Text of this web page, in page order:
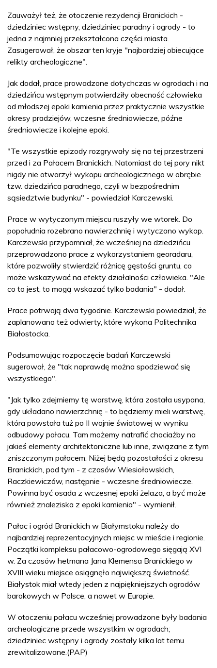
Zauważył też, że otoczenie rezydencji Branickich -
dziedziniec wstępny, dziedziniec paradny i ogrody - to
jedna z najmniej przekształcona części miasta.
Zasugerował, że obszar ten kryje "najbardziej obiecujące
relikty archeologiczne".
Jak dodał, prace prowadzone dotychczas w ogrodach i na
dziedzińcu wstępnym potwierdziły obecność człowieka
od młodszej epoki kamienia przez praktycznie wszystkie
okresy pradziejów, wczesne średniowiecze, późne
średniowiecze i kolejne epoki.
"Te wszystkie epizody rozgrywały się na tej przestrzeni
przed i za Pałacem Branickich. Natomiast do tej pory nikt
nigdy nie otworzył wykopu archeologicznego w obrębie
tzw. dziedzińca paradnego, czyli w bezpośrednim
sąsiedztwie budynku" - powiedział Karczewski.
Prace w wytyczonym miejscu ruszyły we wtorek. Do
popołudnia rozebrano nawierzchnię i wytyczono wykop.
Karczewski przypomniał, że wcześniej na dziedzińcu
przeprowadzono prace z wykorzystaniem georadaru,
które pozwoliły stwierdzić różnicę gęstości gruntu, co
może wskazywać na efekty działalności człowieka. "Ale
co to jest, to mogą wskazać tylko badania" - dodał.
Prace potrwają dwa tygodnie. Karczewski powiedział, że
zaplanowano też odwierty, które wykona Politechnika
Białostocka.
Podsumowując rozpoczęcie badań Karczewski
sugerował, że "tak naprawdę można spodziewać się
wszystkiego".
"Jak tylko zdejmiemy tę warstwę, która została usypana,
gdy układano nawierzchnię - to będziemy mieli warstwę,
która powstała tuż po II wojnie światowej w wyniku
odbudowy pałacu. Tam możemy natrafić chociażby na
jakieś elementy architektoniczne lub inne, związane z tym
zniszczonym pałacem. Niżej będą pozostałości z okresu
Branickich, pod tym - z czasów Wiesiołowskich,
Raczkiewiczów, następnie - wczesne średniowiecze.
Powinna być osada z wczesnej epoki żelaza, a być może
również znaleziska z epoki kamienia" - wymienił.
Pałac i ogród Branickich w Białymstoku należy do
najbardziej reprezentacyjnych miejsc w mieście i regionie.
Początki kompleksu pałacowo-ogrodowego sięgają XVI
w. Za czasów hetmana Jana Klemensa Branickiego w
XVIII wieku miejsce osiągnęło największą świetność.
Białystok miał wtedy jeden z najpiękniejszych ogrodów
barokowych w Polsce, a nawet w Europie.
W otoczeniu pałacu wcześniej prowadzone były badania
archeologiczne przede wszystkim w ogrodach;
dziedziniec wstępny i ogrody zostały kilka lat temu
zrewitalizowane.(PAP)